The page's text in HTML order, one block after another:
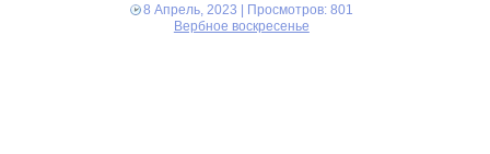
8 Апрель, 2023 | Просмотров: 801
Вербное воскресенье